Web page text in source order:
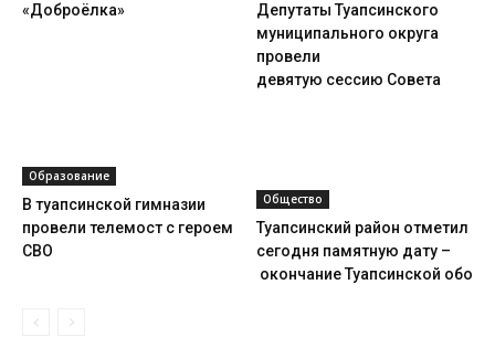
«Доброёлка»
Депутаты Туапсинского
муниципального округа
провели
девятую сессию Совета
Образование
В туапсинской гимназии
провели телемост с героем
СВО
Общество
Туапсинский район отметил
сегодня памятную дату –
окончание Туапсинской